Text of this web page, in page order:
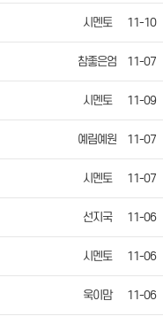
시멘토 11-10
참좋은엄
11-07
시멘토 11-09
예림예원
11-07
시멘토 11-07
선지국 11-06
시멘토 11-06
욱이맘 11-06